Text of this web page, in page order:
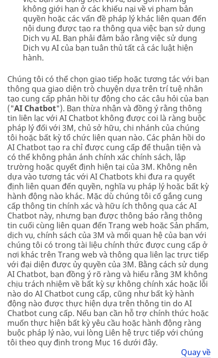
không giới hạn ở các khiếu nại về vi phạm bản
quyền hoặc các vấn đề pháp lý khác liên quan đến
nội dung được tạo ra thông qua việc bạn sử dụng
Dịch vụ AI. Bạn phải đảm bảo rằng việc sử dụng
Dịch vụ AI của bạn tuân thủ tất cả các luật hiện
hành.
Chúng tôi có thể chọn giao tiếp hoặc tương tác với bạn
thông qua giao diện trò chuyện dựa trên trí tuệ nhân
tạo cung cấp phản hồi tự động cho các câu hỏi của bạn
("AI Chatbot"). Bạn thừa nhận và đồng ý rằng thông
tin liên lạc với AI Chatbot không được coi là ràng buộc
pháp lý đối với 3M, chủ sở hữu, chi nhánh của chúng
tôi hoặc bất kỳ tổ chức liên quan nào. Các phản hồi do
AI Chatbot tạo ra chỉ được cung cấp để thuận tiện và
có thể không phản ánh chính xác chính sách, lập
trường hoặc quyết định hiện tại của 3M. Không nên
dựa vào tương tác với AI Chatbots khi đưa ra quyết
định liên quan đến quyền, nghĩa vụ pháp lý hoặc bất kỳ
hành động nào khác. Mặc dù chúng tôi cố gắng cung
cấp thông tin chính xác và hữu ích thông qua các AI
Chatbot này, nhưng bạn được thông báo rằng thông
tin cuối cùng liên quan đến Trang web hoặc Sản phẩm,
dịch vụ, chính sách của 3M và mối quan hệ của bạn với
chúng tôi có trong tài liệu chính thức được cung cấp ở
nơi khác trên Trang web và thông qua liên lạc trực tiếp
với đại diện được ủy quyền của 3M. Bằng cách sử dụng
AI Chatbot, bạn đồng ý rõ ràng và hiểu rằng 3M không
chịu trách nhiệm về bất kỳ sự không chính xác hoặc lỗi
nào do AI Chatbot cung cấp, cũng như bất kỳ hành
động nào được thực hiện dựa trên thông tin do AI
Chatbot cung cấp. Nếu bạn cần hỗ trợ chính thức hoặc
muốn thực hiện bất kỳ yêu cầu hoặc hành động ràng
buộc pháp lý nào, vui lòng Liên hệ trực tiếp với chúng
tôi theo quy định trong Mục 16 dưới đây.
Quay về